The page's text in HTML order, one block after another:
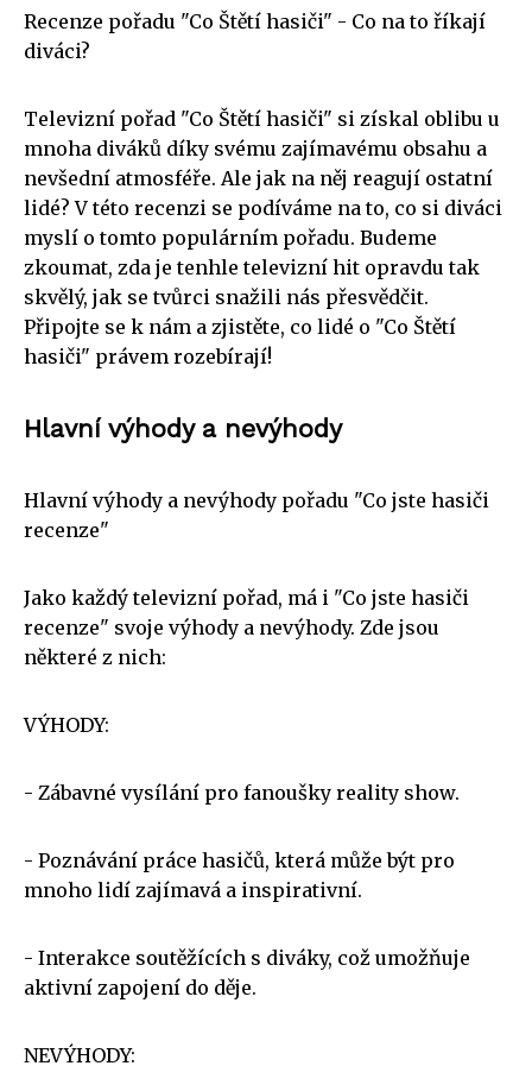
Recenze pořadu "Co Štětí hasiči" - Co na to říkají
diváci?
Televizní pořad "Co Štětí hasiči" si získal oblibu u
mnoha diváků díky svému zajímavému obsahu a
nevšední atmosféře. Ale jak na něj reagují ostatní
lidé? V této recenzi se podíváme na to, co si diváci
myslí o tomto populárním pořadu. Budeme
zkoumat, zda je tenhle televizní hit opravdu tak
skvělý, jak se tvůrci snažili nás přesvědčit.
Připojte se k nám a zjistěte, co lidé o "Co Štětí
hasiči" právem rozebírají!
Hlavní výhody a nevýhody
Hlavní výhody a nevýhody pořadu "Co jste hasiči
recenze"
Jako každý televizní pořad, má i "Co jste hasiči
recenze" svoje výhody a nevýhody. Zde jsou
některé z nich:
VÝHODY:
- Zábavné vysílání pro fanoušky reality show.
- Poznávání práce hasičů, která může být pro
mnoho lidí zajímavá a inspirativní.
- Interakce soutěžících s diváky, což umožňuje
aktivní zapojení do děje.
NEVÝHODY: